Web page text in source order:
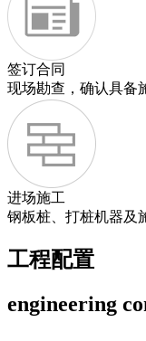
签订合同
现场勘查，确认具备
进场施工
钢板桩、打桩机器及
工程配置
engineering